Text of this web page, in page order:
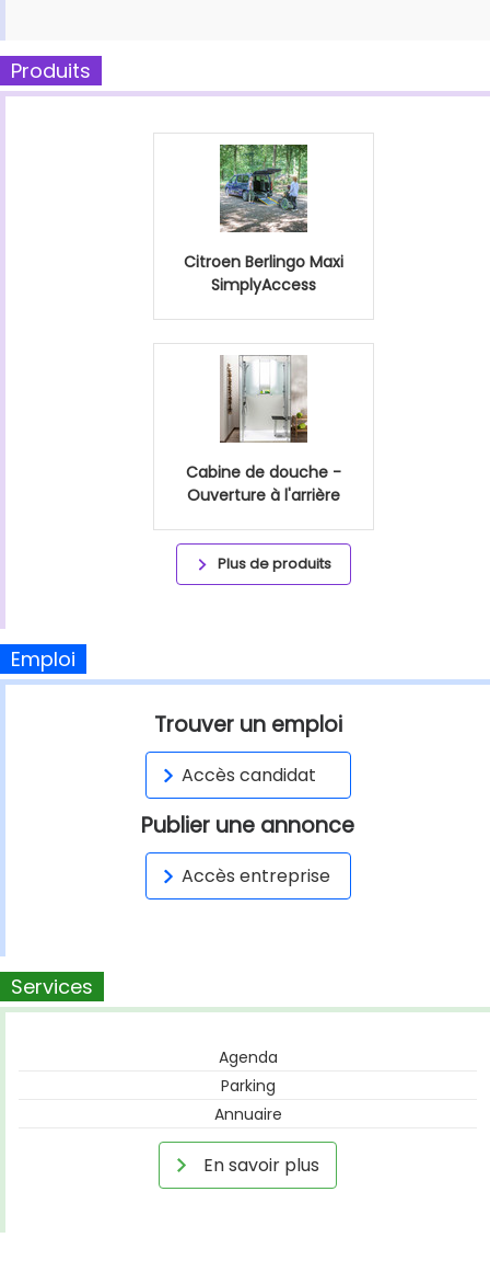
Produits
Citroen Berlingo Maxi
SimplyAccess
Cabine de douche -
Ouverture à l'arrière
Plus de produits
Emploi
Trouver un emploi
Accès candidat
Publier une annonce
Accès entreprise
Services
Agenda
Parking
Annuaire
En savoir plus